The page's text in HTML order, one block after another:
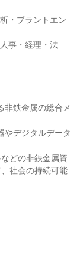
・プラントエン
事・経理・法
非鉄金属の総合メ
やデジタルデータ
どの非鉄金属資
社会の持続可能